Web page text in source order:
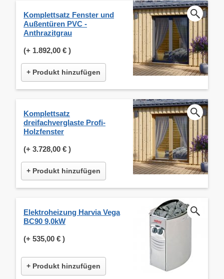
Komplettsatz Fenster und
Außentüren PVC -
Anthrazitgrau
(+ 1.892,00 € )
+ Produkt hinzufügen
Komplettsatz
dreifachverglaste Profi-
Holzfenster
(+ 3.728,00 € )
+ Produkt hinzufügen
Elektroheizung Harvia Vega
BC90 9,0kW
(+ 535,00 € )
+ Produkt hinzufügen